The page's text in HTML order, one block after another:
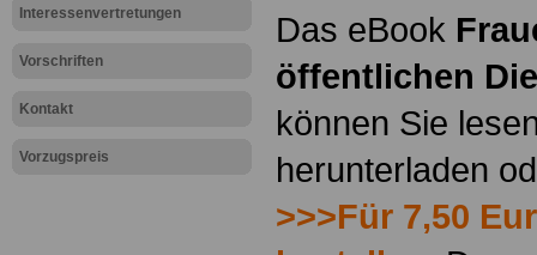
Interessenvertretungen
Vorschriften
Kontakt
Vorzugspreis
Das eBook
öffentlichen
können Sie
herunterladen
>>>Für 7,50